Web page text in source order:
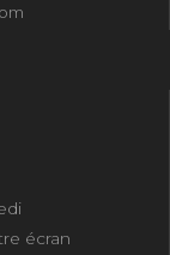
écran